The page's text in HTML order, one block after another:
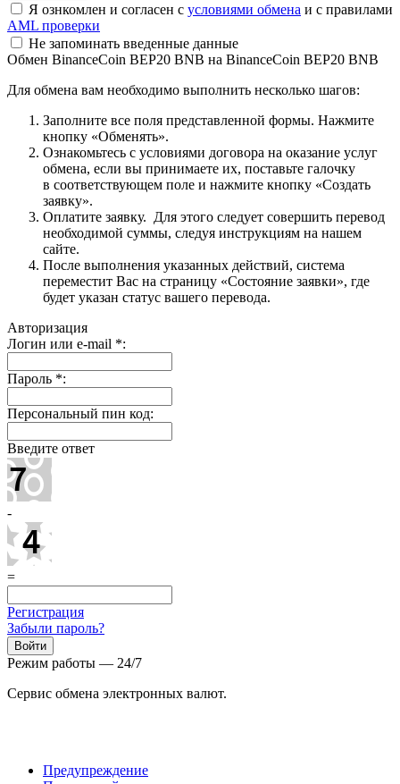
Я ознкомлен и согласен с условиями обмена и с правилами
AML проверки
Не запоминать введенные данные
Обмен BinanceCoin BEP20 BNB на BinanceCoin BEP20 BNB
Для обмена вам необходимо выполнить несколько шагов:
Заполните все поля представленной формы. Нажмите
кнопку «Обменять».
Ознакомьтесь с условиями договора на оказание услуг
обмена, если вы принимаете их, поставьте галочку
в соответствующем поле и нажмите кнопку «Создать
заявку».
Оплатите заявку. Для этого следует совершить перевод
необходимой суммы, следуя инструкциям на нашем
сайте.
После выполнения указанных действий, система
переместит Вас на страницу «Состояние заявки», где
будет указан статус вашего перевода.
Авторизация
Логин или e-mail *:
Пароль *:
Персональный пин код:
Введите ответ
-
=
Регистрация
Забыли пароль?
Режим работы — 24/7
Сервис обмена электронных валют.
Предупреждение